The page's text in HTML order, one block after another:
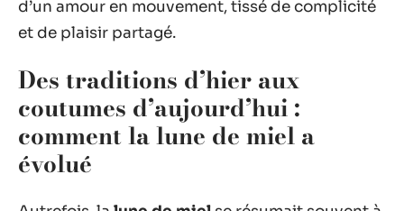
d’un amour en mouvement, tissé de complicité
et de plaisir partagé.
Des traditions d’hier aux
coutumes d’aujourd’hui :
comment la lune de miel a
évolué